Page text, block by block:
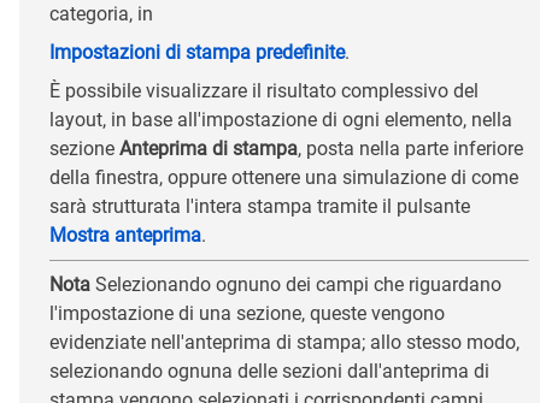
categoria, in
Impostazioni di stampa predefinite.
È possibile visualizzare il risultato complessivo del
layout, in base all'impostazione di ogni elemento, nella
sezione Anteprima di stampa, posta nella parte inferiore
della finestra, oppure ottenere una simulazione di come
sarà strutturata l'intera stampa tramite il pulsante
Mostra anteprima.
Nota Selezionando ognuno dei campi che riguardano
l'impostazione di una sezione, queste vengono
evidenziate nell'anteprima di stampa; allo stesso modo,
selezionando ognuna delle sezioni dall'anteprima di